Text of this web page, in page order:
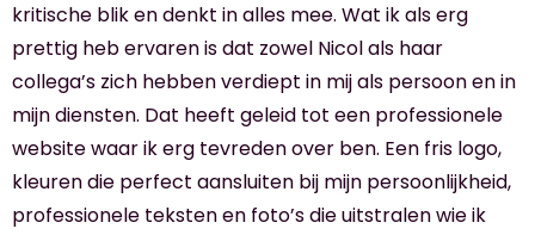
kritische blik en denkt in alles mee. Wat ik als erg
prettig heb ervaren is dat zowel Nicol als haar
collega’s zich hebben verdiept in mij als persoon en in
mijn diensten. Dat heeft geleid tot een professionele
website waar ik erg tevreden over ben. Een fris logo,
kleuren die perfect aansluiten bij mijn persoonlijkheid,
professionele teksten en foto’s die uitstralen wie ik